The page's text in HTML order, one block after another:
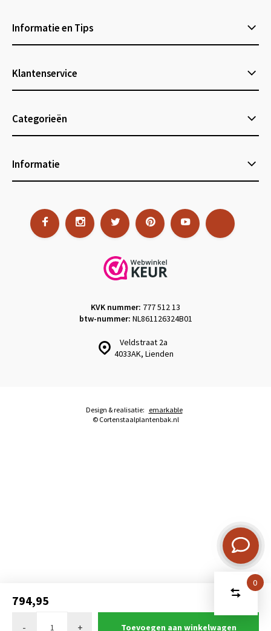
794,95
- + Toevoegen aan winkelwagen
Informatie en Tips
Klantenservice
Categorieën
Informatie
Veldstraat 2a
4033AK, Lienden
KVK nummer: 777 512 13
btw-nummer: NL861126324B01
© Cortenstaalplantenbak.nl
Design & realisatie: emarkable
0
Vergelijk
producten
Verwijder alle
Start